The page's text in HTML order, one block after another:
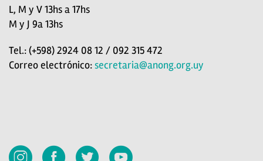
L, M y V 13hs a 17hs
M y J 9a 13hs
Tel.: (+598) 2924 08 12 / 092 315 472
Correo electrónico:secretaria@anong.org.uy